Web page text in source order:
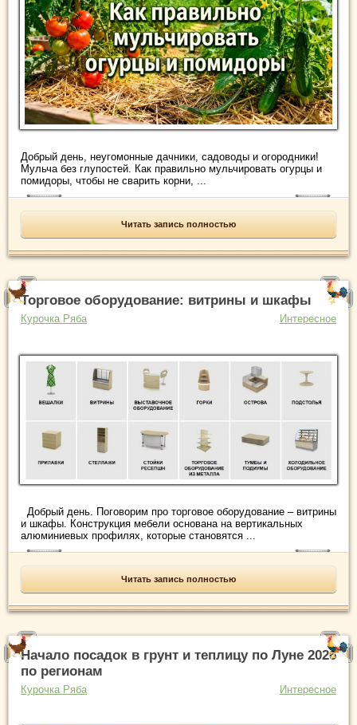
Добрый день, неугомонные дачники, садоводы и огородники!
Мульча без глупостей. Как правильно мульчировать огурцы и
помидоры, чтобы не сварить корни, ...
Читать запись полностью
Торговое оборудование: витрины и шкафы
Курочка Ряба Интересное
Добрый день. Поговорим про торговое оборудование – витрины
и шкафы. Конструкция мебели основана на вертикальных
алюминиевых профилях, которые становятся ...
Читать запись полностью
Начало посадок в грунт и теплицу по Луне 2026
по регионам
Курочка Ряба Интересное